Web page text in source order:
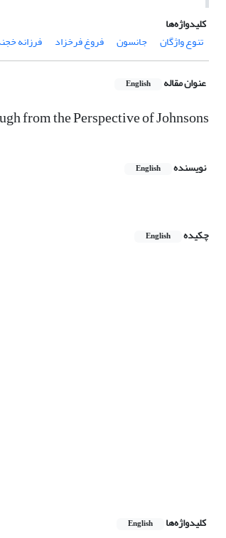
کلیدواژه‌ها
تنوع واژگان
جانسون فروغ فرخزاد فرزانه
عنوان مقاله English
from the Perspective of Johnsons
نویسنده English
چکیده
English
کلیدواژه‌ها English